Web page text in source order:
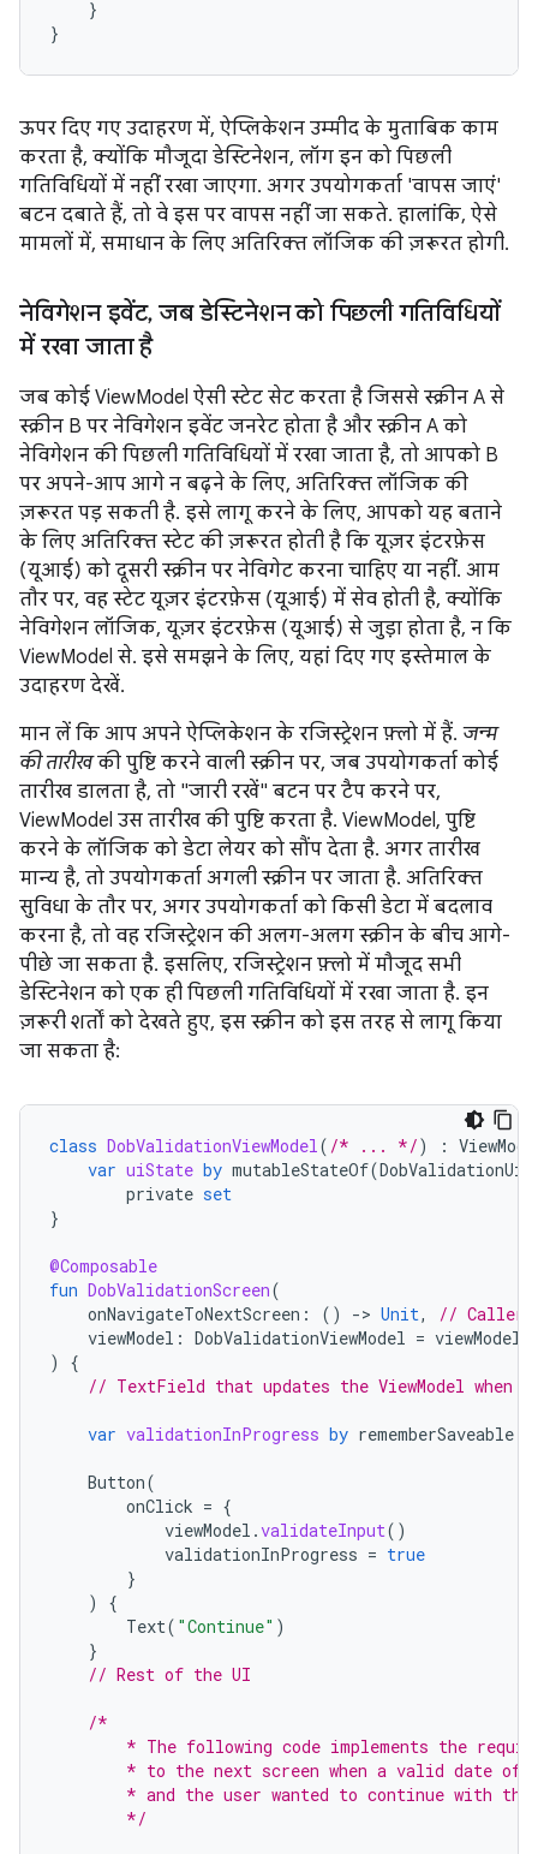
}
}
ऊपर दिए गए उदाहरण में, ऐप्लिकेशन उम्मीद के मुताबिक काम
करता है, क्योंकि मौजूदा डेस्टिनेशन, लॉग इन को पिछली
गतिविधियों में नहीं रखा जाएगा. अगर उपयोगकर्ता 'वापस जाएं'
बटन दबाते हैं, तो वे इस पर वापस नहीं जा सकते. हालांकि, ऐसे
मामलों में, समाधान के लिए अतिरिक्त लॉजिक की ज़रूरत होगी.
नेविगेशन इवेंट, जब डेस्टिनेशन को पिछली गतिविधियों
में रखा जाता है
जब कोई ViewModel ऐसी स्टेट सेट करता है जिससे स्क्रीन A से
स्क्रीन B पर नेविगेशन इवेंट जनरेट होता है और स्क्रीन A को
नेविगेशन की पिछली गतिविधियों में रखा जाता है, तो आपको B
पर अपने-आप आगे न बढ़ने के लिए, अतिरिक्त लॉजिक की
ज़रूरत पड़ सकती है. इसे लागू करने के लिए, आपको यह बताने
के लिए अतिरिक्त स्टेट की ज़रूरत होती है कि यूज़र इंटरफ़ेस
(यूआई) को दूसरी स्क्रीन पर नेविगेट करना चाहिए या नहीं. आम
तौर पर, वह स्टेट यूज़र इंटरफ़ेस (यूआई) में सेव होती है, क्योंकि
नेविगेशन लॉजिक, यूज़र इंटरफ़ेस (यूआई) से जुड़ा होता है, न कि
ViewModel से. इसे समझने के लिए, यहां दिए गए इस्तेमाल के
उदाहरण देखें.
मान लें कि आप अपने ऐप्लिकेशन के रजिस्ट्रेशन फ़्लो में हैं. जन्म
की तारीखकी पुष्टि करने वाली स्क्रीन पर, जब उपयोगकर्ता कोई
तारीख डालता है, तो "जारी रखें" बटन पर टैप करने पर,
ViewModel उस तारीख की पुष्टि करता है. ViewModel, पुष्टि
करने के लॉजिक को डेटा लेयर को सौंप देता है. अगर तारीख
मान्य है, तो उपयोगकर्ता अगली स्क्रीन पर जाता है. अतिरिक्त
सुविधा के तौर पर, अगर उपयोगकर्ता को किसी डेटा में बदलाव
करना है, तो वह रजिस्ट्रेशन की अलग-अलग स्क्रीन के बीच आगे-
पीछे जा सकता है. इसलिए, रजिस्ट्रेशन फ़्लो में मौजूद सभी
डेस्टिनेशन को एक ही पिछली गतिविधियों में रखा जाता है. इन
ज़रूरी शर्तों को देखते हुए, इस स्क्रीन को इस तरह से लागू किया
जा सकता है:
class DobValidationViewModel( /* ... */) :
var uiState by mutableStateOf(
private set
}
@Composable
fun DobValidationScreen(
onNavigateToNextScreen : () -> Unit,
// Caller
viewModel : DobValidationViewModel = viewModel
)
{
// TextField that updates the ViewModel
var validationInProgress by rememberSaveable
Button(
onClick = {
viewModel .validateInput()
validationInProgress = true
}
)
{
Text( "Continue" )
}
// Rest of the UI
/*
* The following code implements the
* to the next screen when a valid date of
* and the user wanted to continue with
        */